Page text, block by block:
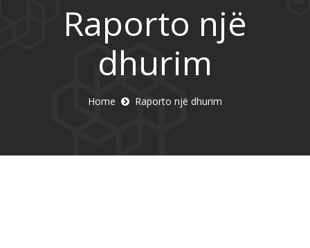
Raporto një
dhurim
Home Raporto një dhurim